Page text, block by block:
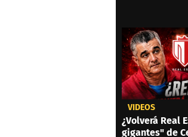
VIDEOS
¿Volverá Real
gigantes" de